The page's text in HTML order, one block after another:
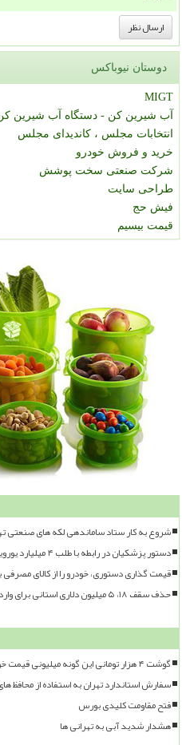
دوستان نیوباکس
MIGT
آب شیرین کن - دستگاه آب شیرین
انتخابات مجلس ، کاندیدای مجلس
خرید و فروش خودرو
شرکت صنعتی سخت پوشش
طراحی سایت
فیش حج
قیمت بیسیم
شروع به کار ستاد ساماندهی لکه های صنعتی
دستور پزشکیان در رابطه با طلب ۴ میلیارد یورویی تامین کنندگان کالاهای اساسی
قیمت گذاری دستوری، خودرو را از کالای مصرفی
حذف سقف ۱۸، ۵ میلیون دلاری استانی برای واردات کالاهای اساسی از مرزها
گوشت ۴ هزار تومانی این گونه میلیونی قیمت خورد
سفارش استاندارد تهران به استفاده از محافظ
فتح مقاومت کلیدی بورس
هشدار شدید آبی به تهرانی ها